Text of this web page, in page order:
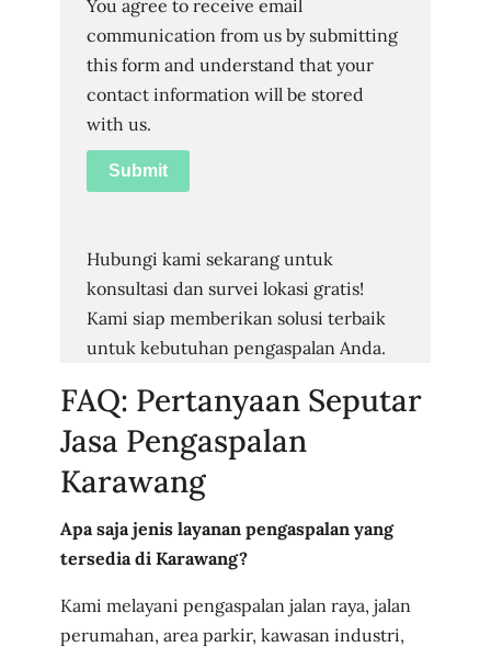
You agree to receive email
communication from us by submitting
this form and understand that your
contact information will be stored
with us.
Submit
Hubungi kami sekarang untuk
konsultasi dan survei lokasi gratis!
Kami siap memberikan solusi terbaik
untuk kebutuhan pengaspalan Anda.
FAQ: Pertanyaan Seputar
Jasa Pengaspalan
Karawang
Apa saja jenis layanan pengaspalan yang
tersedia di Karawang?
Kami melayani pengaspalan jalan raya, jalan
perumahan, area parkir, kawasan industri,